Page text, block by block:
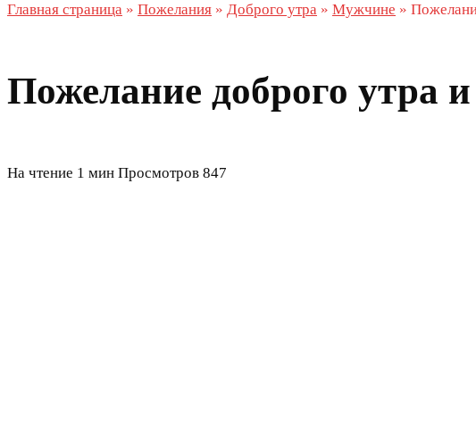
Главная страница » Пожелания » Доброго утра » Мужчине »
Пожелание доброго утра
На чтение 1 мин Просмотров 847